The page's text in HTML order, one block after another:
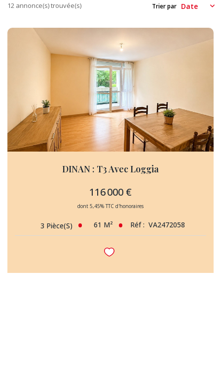
12 annonce(s) trouvée(s) Trier par
DINAN : T3 Avec Loggia
116 000 €
dont 5,45% TTC d'honoraires
3 Pièce(s) 61 M² Réf : VA2472058